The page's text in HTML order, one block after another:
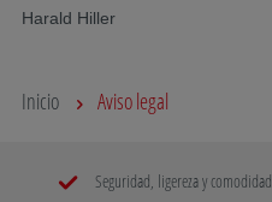
Harald Hiller
Inicio Aviso legal
Seguridad, ligereza y comodidad